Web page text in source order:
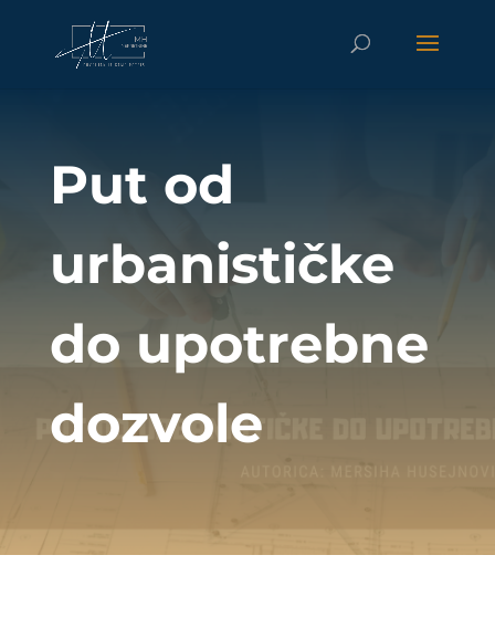
Put od
urbanističke
do upotrebne
dozvole